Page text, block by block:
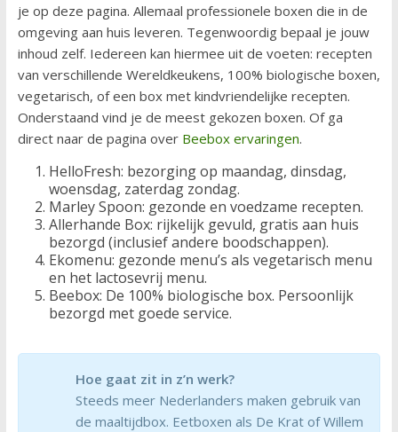
je op deze pagina. Allemaal professionele boxen die in de
omgeving aan huis leveren. Tegenwoordig bepaal je jouw
inhoud zelf. Iedereen kan hiermee uit de voeten: recepten
van verschillende Wereldkeukens, 100% biologische boxen,
vegetarisch, of een box met kindvriendelijke recepten.
Onderstaand vind je de meest gekozen boxen. Of ga
direct naar de pagina over Beebox ervaringen.
HelloFresh: bezorging op maandag, dinsdag,
woensdag, zaterdag zondag.
Marley Spoon: gezonde en voedzame recepten.
Allerhande Box: rijkelijk gevuld, gratis aan huis
bezorgd (inclusief andere boodschappen).
Ekomenu: gezonde menu’s als vegetarisch menu
en het lactosevrij menu.
Beebox: De 100% biologische box. Persoonlijk
bezorgd met goede service.
Hoe gaat zit in z’n werk?
Steeds meer Nederlanders maken gebruik van
de maaltijdbox. Eetboxen als De Krat of Willem